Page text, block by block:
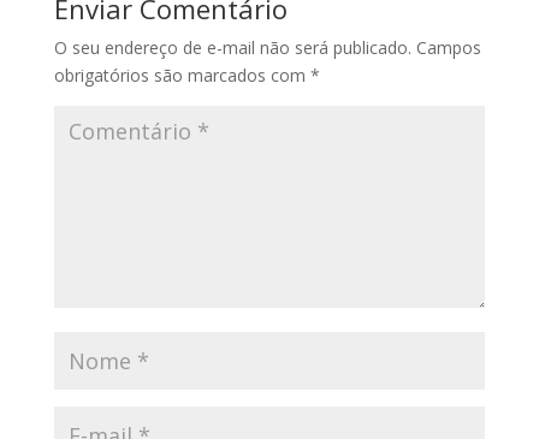
Enviar Comentário
O seu endereço de e-mail não será publicado. Campos
obrigatórios são marcados com *